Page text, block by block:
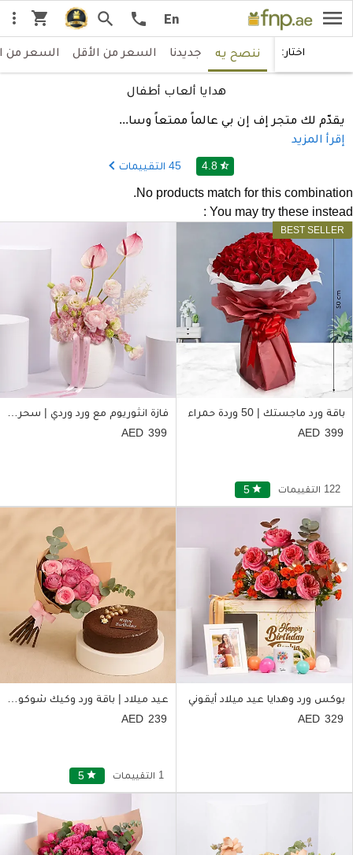
menu
En
call
search
shopping_cart
more_vert
هدايا ألعاب أطفال
يقدّم لك متجر إف إن بي عالماً ممتعاً وسا...
إقرأ المزيد
4.8 star_half
45 التقييمات
No products match for this combination.
You may try these instead :
باقة ورد ماجستك | 50 وردة حمراء
399
5 star 122 التقييمات
فازة انثوريوم مع ورد وردي | سحر فاتن
399
بوكس ورد وهدايا عيد ميلاد أيقوني
329
عيد ميلاد | باقة ورد وكيك شوكولاتة
239
5 star 1 التقييمات
اختار: ننصح يه جديدنا السعر من الأقل السعر من